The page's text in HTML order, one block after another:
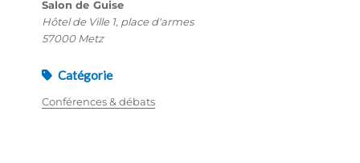
Salon de Guise
Hôtel de Ville 1, place d'armes
57000 Metz
Catégorie
Conférences & débats